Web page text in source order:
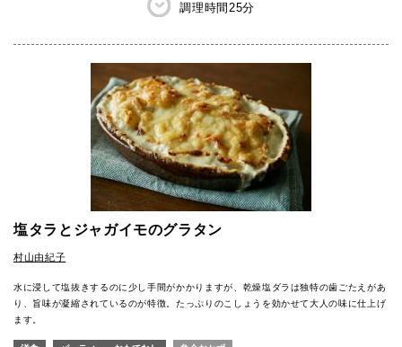
調理時間25分
塩タラとジャガイモのグラタン
村山由紀子
水に浸して塩抜きするのに少し手間がかかりますが、乾燥塩ダラは独特の歯ごたえがあ
り、旨味が凝縮されているのが特徴。たっぷりのこしょうを効かせて大人の味に仕上げ
ます。